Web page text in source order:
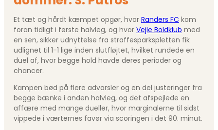
Et tæt og hårdt kæmpet opgør, hvor Randers FC kom
foran tidligt i første halvleg, og hvor Vejle Boldklub med
en sen, sikker udnyttelse fra straffesparkspletten fik
udlignet til 1-1 lige inden slutfløjtet, hvilket rundede en
duel af, hvor begge hold havde deres perioder og
chancer.
Kampen bød på flere advarsler og en del justeringer fra
begge bænke i anden halvleg, og det afspejlede en
affære med mange dueller, hvor marginalerne til sidst
vippede i værternes favør via scoringen i det 90. minut.